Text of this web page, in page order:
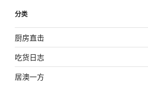
分类
厨房直击
吃货日志
居澳一方